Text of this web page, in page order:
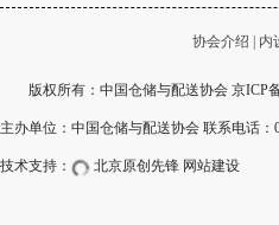
协会介绍 内
版权所有：中国仓储与配送协会 京ICP
主办单位：中国仓储与配送协会 联系电话：
技术支持： 北京原创先锋 网站建设